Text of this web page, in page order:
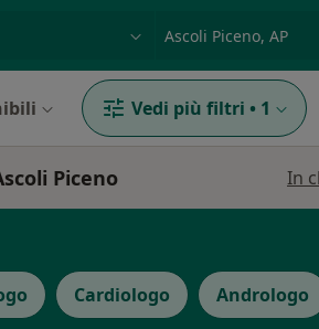
Vedi più filtri • 1
Piceno In
Cardiologo Andrologo